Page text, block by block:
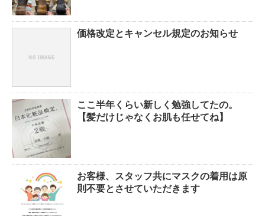
価格改定とキャンセル規定のお知らせ
ここ半年くらい新しく勉強してたの。
【髪だけじゃなくお肌も任せてね】
お客様、スタッフ共にマスクの着用は原
則不要とさせていただきます